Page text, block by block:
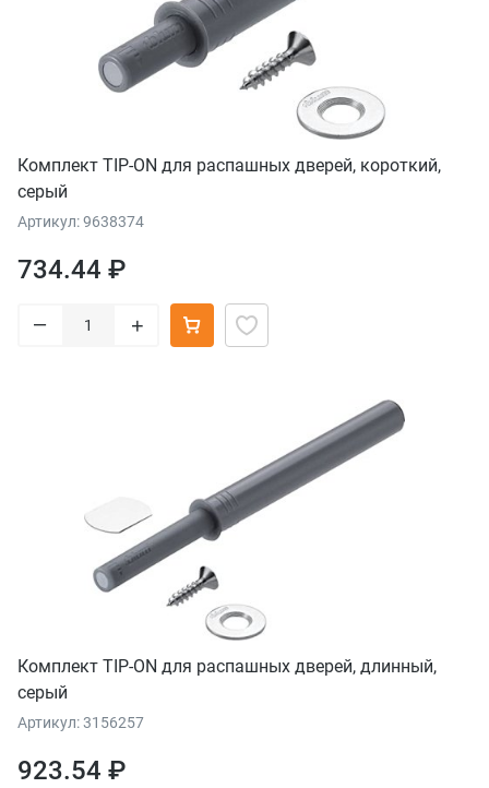
Комплект TIP-ON для распашных дверей, короткий,
серый
Артикул: 9638374
734.44 ₽
– +
Комплект TIP-ON для распашных дверей, длинный,
серый
Артикул: 3156257
923.54 ₽